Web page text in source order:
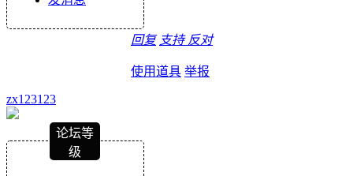
回复 支持 反对
使用道具 举报
zx123123
论坛等
级